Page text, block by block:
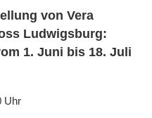
von Vera
Ludwigsburg:
1. Juni bis 18. Juli
Uhr